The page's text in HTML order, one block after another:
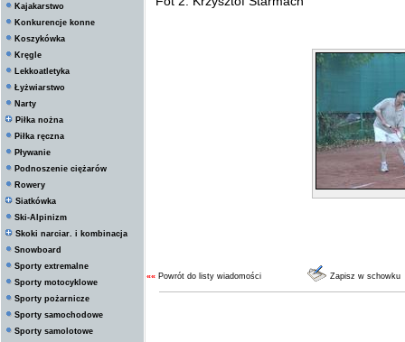
Kajakarstwo
Konkurencje konne
Koszykówka
Kręgle
Lekkoatletyka
Łyżwiarstwo
Narty
Piłka nożna
Piłka ręczna
Pływanie
Podnoszenie ciężarów
Rowery
Siatkówka
Ski-Alpinizm
Skoki narciar. i kombinacja
Snowboard
Sporty extremalne
Sporty motocyklowe
Sporty pożarnicze
Sporty samochodowe
Sporty samolotowe
«« Powrót do listy wiadomości Zapisz w schowku